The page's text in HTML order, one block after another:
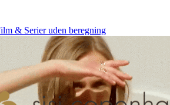
& Serier uden beregning